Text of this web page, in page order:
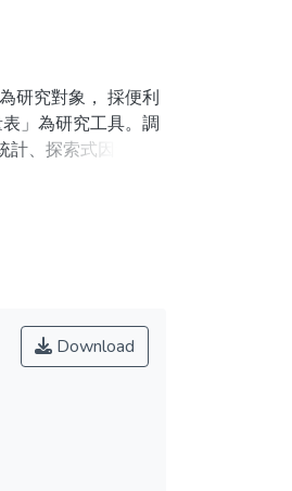
研究對象， 採便利
」為研究工具。調
、探索式因素分
。研究結果發現：
為「每週一到兩
、運動頻率等， 部
有顯著差異。四、
sports
The main
Preference
Download